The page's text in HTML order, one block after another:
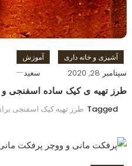
آشپزی و خانه داری آموزش
سپتامبر 28, 2020 سعید
طرز تهیه ی کیک ساده اسفنجی و
Tagged طرز تهیه کیک اسفنجی